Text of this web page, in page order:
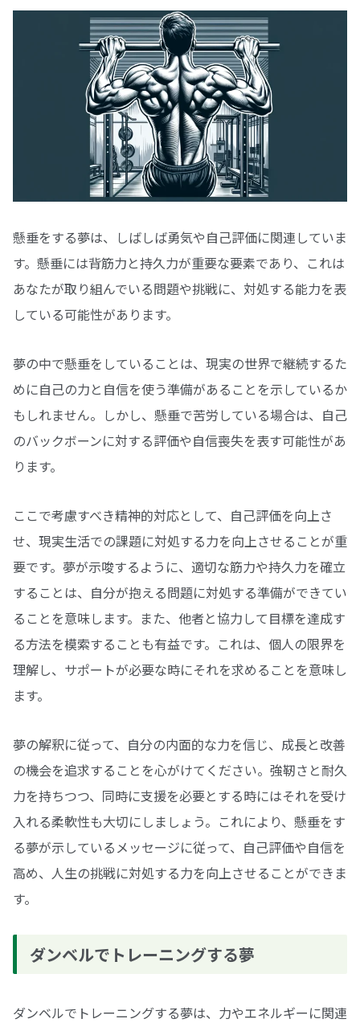
懸垂をする夢は、しばしば勇気や自己評価に関連していま
す。懸垂には背筋力と持久力が重要な要素であり、これは
あなたが取り組んでいる問題や挑戦に、対処する能力を表
している可能性があります。
夢の中で懸垂をしていることは、現実の世界で継続するた
めに自己の力と自信を使う準備があることを示しているか
もしれません。しかし、懸垂で苦労している場合は、自己
のバックボーンに対する評価や自信喪失を表す可能性があ
ります。
ここで考慮すべき精神的対応として、自己評価を向上さ
せ、現実生活での課題に対処する力を向上させることが重
要です。夢が示唆するように、適切な筋力や持久力を確立
することは、自分が抱える問題に対処する準備ができてい
ることを意味します。また、他者と協力して目標を達成す
る方法を模索することも有益です。これは、個人の限界を
理解し、サポートが必要な時にそれを求めることを意味し
ます。
夢の解釈に従って、自分の内面的な力を信じ、成長と改善
の機会を追求することを心がけてください。強靭さと耐久
力を持ちつつ、同時に支援を必要とする時にはそれを受け
入れる柔軟性も大切にしましょう。これにより、懸垂をす
る夢が示しているメッセージに従って、自己評価や自信を
高め、人生の挑戦に対処する力を向上させることができま
す。
ダンベルでトレーニングする夢
ダンベルでトレーニングする夢は、力やエネルギーに関連